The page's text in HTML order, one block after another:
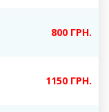
800 ГРН.
1150 ГРН.